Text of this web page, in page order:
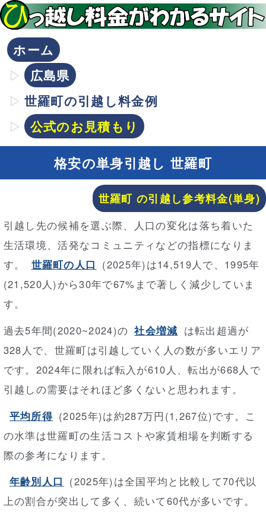
ホーム
広島県
世羅町の引越し料金例
公式のお見積もり
格安の単身引越し 世羅町
世羅町 の引越し参考料金(単身)
引越し先の候補を選ぶ際、人口の変化は落ち着いた
生活環境、活発なコミュニティなどの指標になりま
す。
世羅町の人口 (2025年)は14,519人で、1995年
(21,520人)から30年で67%まで著しく減少していま
す。
過去5年間(2020~2024)の 社会増減 は転出超過が
328人で、世羅町は引越していく人の数が多いエリア
です。2024年に限れば転入が610人、転出が668人で
引越しの需要はそれほど多くないと思われます。
平均所得 (2025年)は約287万円(1,267位)です。こ
の水準は世羅町の生活コストや家賃相場を判断する
際の参考になります。
年齢別人口 (2025年)は全国平均と比較して70代以
上の割合が突出して多く、続いて60代が多いです。